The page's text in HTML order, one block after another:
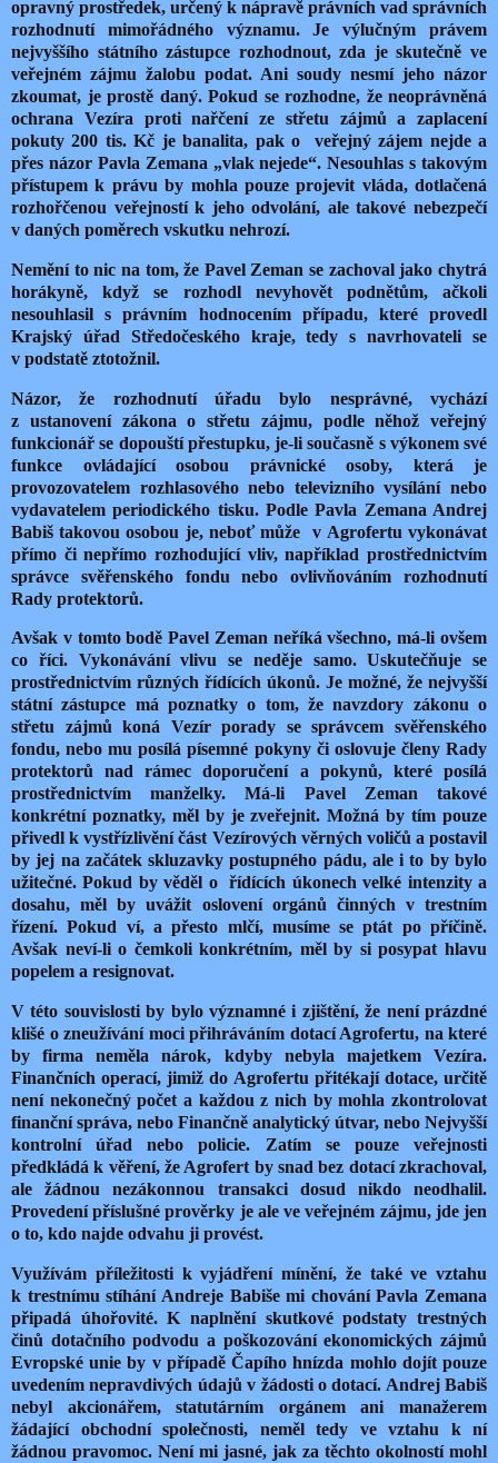
opravný prostředek, určený k nápravě právních vad správních
rozhodnutí mimořádného významu. Je výlučným právem
nejvyššího státního zástupce rozhodnout, zda je skutečně ve
veřejném zájmu žalobu podat. Ani soudy nesmí jeho názor
zkoumat, je prostě daný. Pokud se rozhodne, že neoprávněná
ochrana Vezíra proti nařčení ze střetu zájmů a zaplacení
pokuty 200 tis. Kč je banalita, pak o
veřejný zájem nejde a
přes názor Pavla Zemana „vlak nejede“. Nesouhlas s takovým
přístupem k právu by mohla pouze projevit vláda, dotlačená
rozhořčenou veřejností k jeho odvolání, ale takové nebezpečí
v daných poměrech vskutku nehrozí.
Nemění to nic na tom, že Pavel Zeman se zachoval jako chytrá
horákyně, když se rozhodl nevyhovět podnětům, ačkoli
nesouhlasil s právním hodnocením případu, které provedl
Krajský úřad Středočeského kraje, tedy s navrhovateli se
v podstatě ztotožnil.
Názor, že rozhodnutí úřadu bylo nesprávné, vychází
z ustanovení zákona o střetu zájmu, podle něhož veřejný
funkcionář se dopouští přestupku, je-li současně s výkonem své
funkce ovládající osobou právnické osoby, která je
provozovatelem rozhlasového nebo televizního vysílání nebo
vydavatelem periodického tisku. Podle Pavla Zemana Andrej
Babiš takovou osobou je, neboť může
v Agrofertu vykonávat
přímo či nepřímo rozhodující vliv, například prostřednictvím
správce svěřenského fondu nebo ovlivňováním rozhodnutí
Rady protektorů.
Avšak v tomto bodě Pavel Zeman neříká všechno, má-li ovšem
co říci. Vykonávání vlivu se neděje samo. Uskutečňuje se
prostřednictvím různých řídících úkonů. Je možné, že nejvyšší
státní zástupce má poznatky o tom, že navzdory zákonu o
střetu zájmů koná Vezír porady se správcem svěřenského
fondu, nebo mu posílá písemné pokyny či oslovuje členy Rady
protektorů nad rámec doporučení a pokynů, které posílá
prostřednictvím manželky. Má-li Pavel Zeman takové
konkrétní poznatky, měl by je zveřejnit. Možná by tím pouze
přivedl k vystřízlivění část Vezírových věrných voličů a postavil
by jej na začátek skluzavky postupného pádu, ale i to by bylo
užitečné. Pokud by věděl o
řídících úkonech velké intenzity a
dosahu, měl by uvážit oslovení orgánů činných v trestním
řízení. Pokud ví, a přesto mlčí, musíme se ptát po příčině.
Avšak neví-li o čemkoli konkrétním, měl by si posypat hlavu
popelem a resignovat.
V této souvislosti by bylo významné i zjištění, že není prázdné
klišé o zneužívání moci přihráváním dotací Agrofertu, na které
by firma neměla nárok, kdyby nebyla majetkem Vezíra.
Finančních operací, jimiž do Agrofertu přitékají dotace, určitě
není nekonečný počet a každou z nich by mohla zkontrolovat
finanční správa, nebo Finančně analytický útvar, nebo Nejvyšší
kontrolní úřad nebo policie. Zatím se pouze veřejnosti
předkládá k věření, že Agrofert by snad bez dotací zkrachoval,
ale žádnou nezákonnou transakci dosud nikdo neodhalil.
Provedení příslušné prověrky je ale ve veřejném zájmu, jde jen
o to, kdo najde odvahu ji provést.
Využívám příležitosti k vyjádření mínění, že také ve vztahu
k trestnímu stíhání Andreje Babiše mi chování Pavla Zemana
připadá úhořovité. K naplnění skutkové podstaty trestných
činů dotačního podvodu a poškozování ekonomických zájmů
Evropské unie by v případě Čapího hnízda mohlo dojít pouze
uvedením nepravdivých údajů v žádosti o dotací. Andrej Babiš
nebyl akcionářem, statutárním orgánem ani manažerem
žádající obchodní společnosti, neměl tedy ve vztahu k ní
žádnou pravomoc. Není mi jasné, jak za těchto okolností mohl